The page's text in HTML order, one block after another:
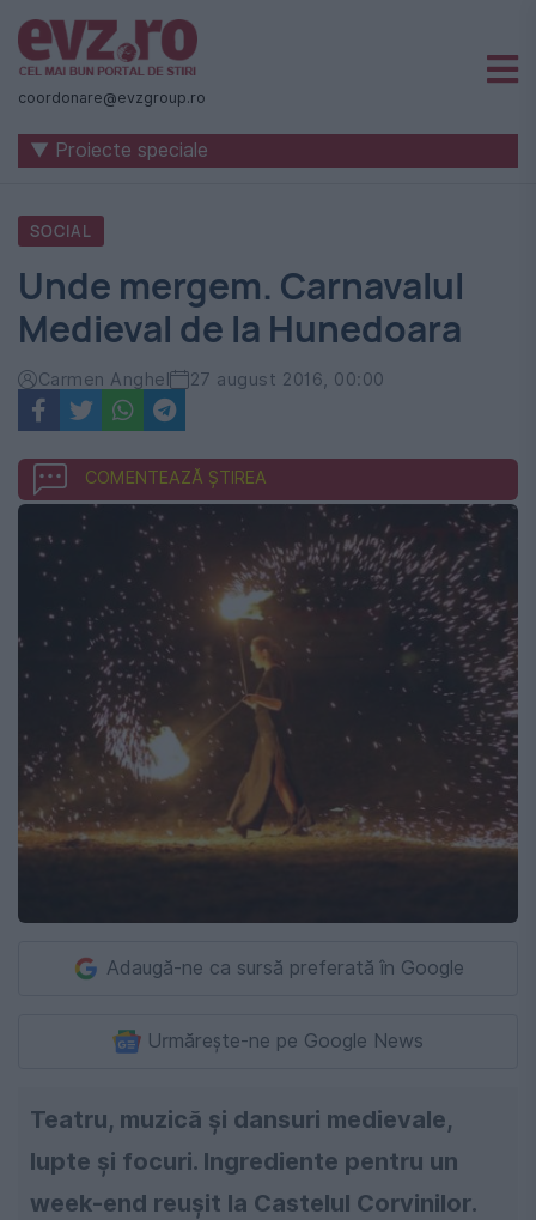
Știri
naționale
internaționale
România
-
Evenimentul
Zilei
coordonare@evzgroup.ro
▼ Proiecte speciale
SOCIAL
Unde mergem. Carnavalul
Medieval de la Hunedoara
Carmen Anghel 27 august 2016, 00:00
COMENTEAZĂ ȘTIREA
Adaugă-ne ca sursă preferată în Google
Urmărește-ne pe Google News
Teatru, muzică și dansuri medievale,
lupte și focuri. Ingrediente pentru un
week-end reușit la Castelul Corvinilor.